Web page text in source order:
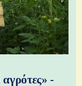
αγρότες» -